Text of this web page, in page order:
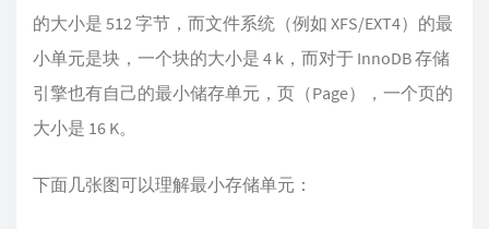
的大小是 512 字节，而文件系统（例如 XFS/EXT4）的最
小单元是块，一个块的大小是 4 k，而对于 InnoDB 存储
引擎也有自己的最小储存单元，页（Page），一个页的
大小是 16 K。
下面几张图可以理解最小存储单元：